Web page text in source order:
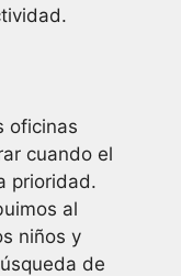
oficinas
cuando el
prioridad.
al
niños y
de